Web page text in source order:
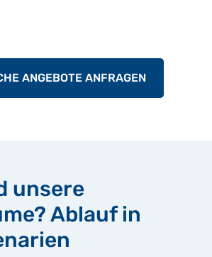
ANGEBOTE ANFRAGEN
unsere
Ablauf in